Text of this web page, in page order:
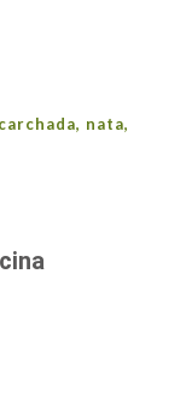
, nata,